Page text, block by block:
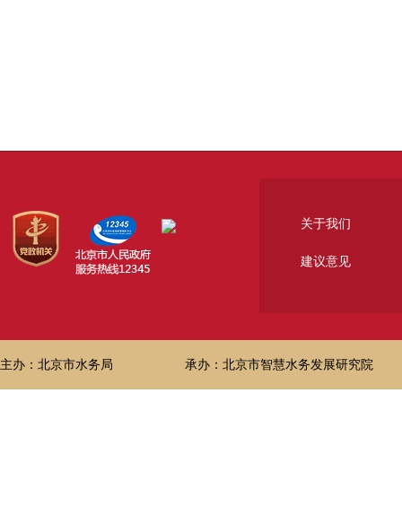
关于我们
建议意见
主办：北京市水务局 承办：北京市智慧水务发展研究院